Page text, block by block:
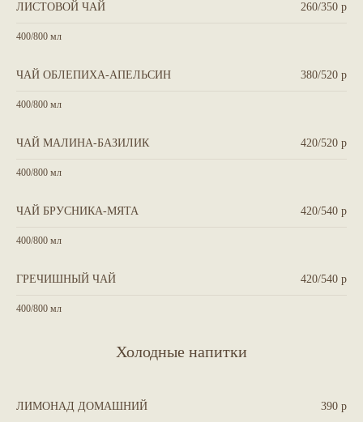
ЛИСТОВОЙ ЧАЙ 260/350 р
400/800 мл
ЧАЙ ОБЛЕПИХА-АПЕЛЬСИН 380/520 р
400/800 мл
ЧАЙ МАЛИНА-БАЗИЛИК 420/520 р
400/800 мл
ЧАЙ БРУСНИКА-МЯТА 420/540 р
400/800 мл
ГРЕЧИШНЫЙ ЧАЙ 420/540 р
400/800 мл
Холодные напитки
ЛИМОНАД ДОМАШНИЙ 390 р